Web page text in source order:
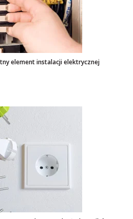
element instalacji elektrycznej